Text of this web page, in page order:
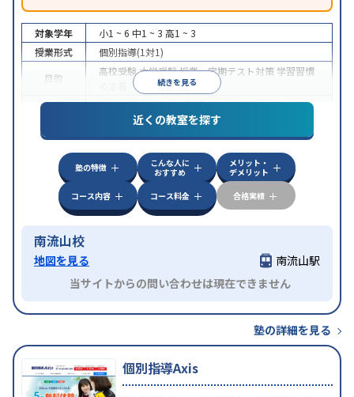
続きを見る
対象学年 小1 ~ 6 中1 ~ 3 高1 ~ 3
授業形式
個別指導(1対1)
目的
高校受験大学受験授業・定期テスト対策 学習習慣
特徴
授業の振替可能季節講習のみの受講可
近くの教室を探す
塾の特徴
こんな人に
おすすめ
メリット・
デメリット
コース内容
コース料金 合格実績
南流山校
地図を見る
南流山駅
当サイトからの問い合わせは現在できません
塾の詳細を見る
個別指導Axis